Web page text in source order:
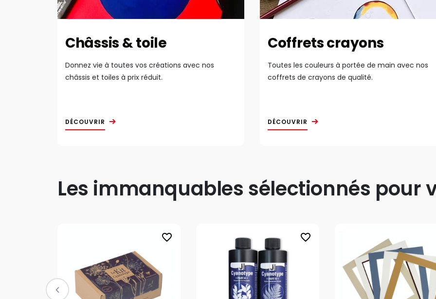
Châssis & toile
Donnez vie à toutes vos créations avec nos
châssis et toiles à prix réduit.
DÉCOUVRIR
Coffrets crayons
Toutes les couleurs à portée de main avec nos
coffrets de crayons de qualité.
DÉCOUVRIR
Les immanquables sélectionnés pour
favorite_border favorite_border